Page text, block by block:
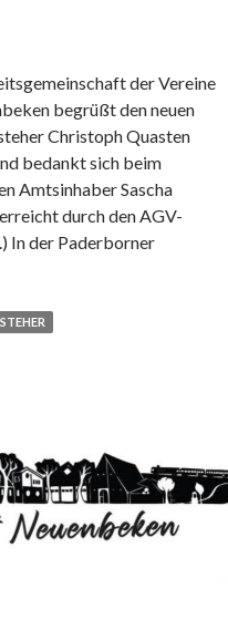
der Vereine
begrüßt den neuen
Christoph Quasten
bedankt sich beim
Amtsinhaber Sascha
durch den AGV-
In der Paderborner